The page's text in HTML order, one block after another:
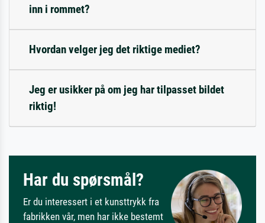
inn i rommet?
Hvordan velger jeg det riktige mediet?
Jeg er usikker på om jeg har tilpasset bildet
riktig!
Har du spørsmål?
Er du interessert i et kunsttrykk fra
fabrikken vår, men har ikke bestemt